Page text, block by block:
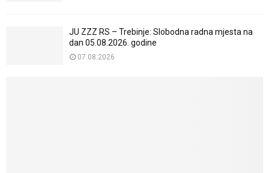
JU ZZZ RS – Trebinje: Slobodna radna mjesta na
dan 05.08.2026. godine
07.08.2026